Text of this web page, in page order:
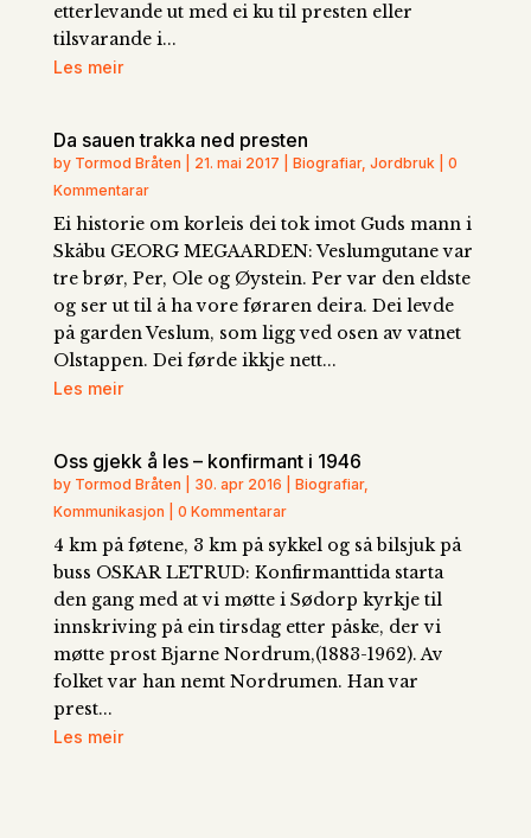
etterlevande ut med ei ku til presten eller
tilsvarande i...
Les meir
Da sauen trakka ned presten
by Tormod Bråten | 21. mai 2017 | Biografiar, Jordbruk | 0
Kommentarar
Ei historie om korleis dei tok imot Guds mann i
Skåbu GEORG MEGAARDEN: Veslumgutane var
tre brør, Per, Ole og Øystein. Per var den eldste
og ser ut til å ha vore føraren deira. Dei levde
på garden Veslum, som ligg ved osen av vatnet
Olstappen. Dei førde ikkje nett...
Les meir
Oss gjekk å les – konfirmant i 1946
by Tormod Bråten | 30. apr 2016 | Biografiar,
Kommunikasjon | 0 Kommentarar
4 km på føtene, 3 km på sykkel og så bilsjuk på
buss OSKAR LETRUD: Konfirmanttida starta
den gang med at vi møtte i Sødorp kyrkje til
innskriving på ein tirsdag etter påske, der vi
møtte prost Bjarne Nordrum,(1883-1962). Av
folket var han nemt Nordrumen. Han var
prest...
Les meir